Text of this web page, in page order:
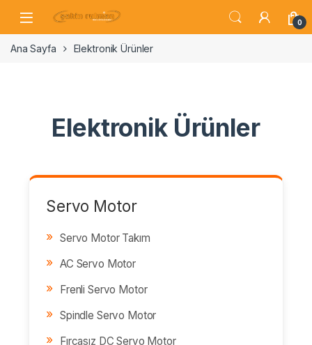
0
Ana Sayfa Elektronik Ürünler
Elektronik Ürünler
Servo Motor
Servo Motor Takım
AC Servo Motor
Frenli Servo Motor
Spindle Servo Motor
Fırçasız DC Servo Motor